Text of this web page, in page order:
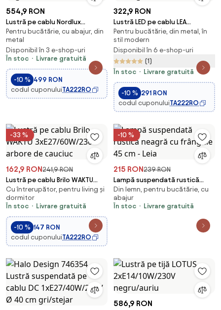
554,9 RON
Lustră pe cablu Nordlux
CARMEN 1xE27/40W/230V negru
Pentru bucătărie, cu abajur, din
metal
Disponibil în 3 e-shop-uri
În stoc
Livrare gratuită
-10 % 499 RON
codul cuponuluiTA222RO
322,9 RON
Lustră LED pe cablu LEA
LED/20W/230V 4000K d. 50 cm
negru
Pentru bucătărie, din metal, în
stil modern
Disponibil în 6 e-shop-uri
(1)
În stoc
Livrare gratuită
-10 % 291 RON
codul cuponuluiTA222RO
-33 %
162,9 RON241,9 RON
Lustră pe cablu Brilo WAKTU
3xE27/60W/230V arbore de
cauciuc
Cu întrerupător, pentru living și
dormitor
În stoc
Livrare gratuită
-10 % 147 RON
codul cuponuluiTA222RO
-10 %
215 RON239 RON
Lampă suspendată rustică
neagră cu frânghie 45 cm - Leia
Din lemn, pentru bucătărie, cu
abajur
În stoc
Livrare gratuită
586,9 RON